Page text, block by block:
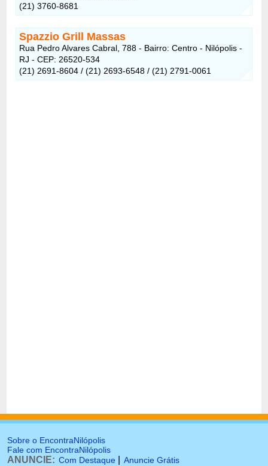
(21) 3760-8681
Spazzio Grill Massas
Rua Pedro Alvares Cabral, 788 - Bairro: Centro - Nilópolis -
RJ - CEP: 26520-534
(21) 2691-8604 / (21) 2693-6548 / (21) 2791-0061
Sobre o EncontraNilópolis
Fale com EncontraNilópolis
ANUNCIE: Com Destaque Anuncie Grátis